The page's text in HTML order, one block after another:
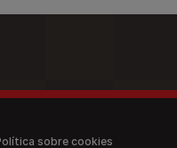
sobre cookies